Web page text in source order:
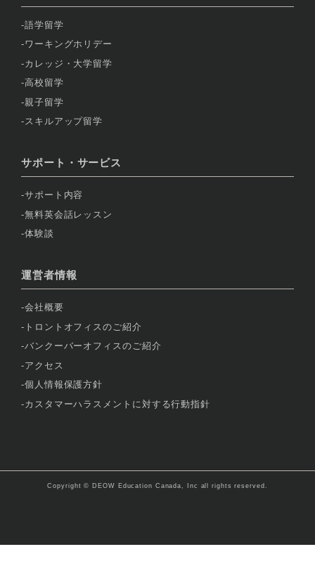
語学留学
ワーキングホリデー
カレッジ・大学留学
高校留学
親子留学
スキルアップ留学
サポート・サービス
サポート内容
無料英会話レッスン
体験談
運営者情報
会社概要
トロントオフィスのご紹介
バンクーバーオフィスのご紹介
アクセス
個人情報保護方針
カスタマーハラスメントに対する行動指針
Copyright © DEOW Education Canada, Inc all rights reserved.